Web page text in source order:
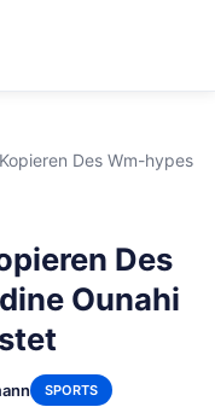
Des Wm-hypes
Des
Ounahi
SPORTS